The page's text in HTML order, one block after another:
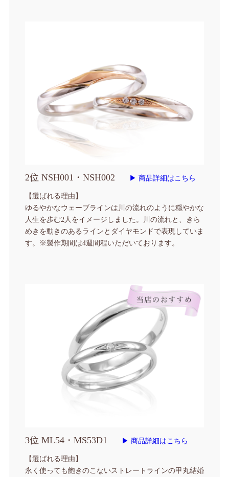
2位 NSH001・NSH002 ▶ 商品詳細はこちら
【選ばれる理由】
ゆるやかなウェーブラインは川の流れのように穏やかな
人生を歩む2人をイメージしました。川の流れと、きら
めきを動きのあるラインとダイヤモンドで表現していま
す。
※製作期間は4週間程いただいております。
3位 ML54・MS53D1 ▶ 商品詳細はこちら
【選ばれる理由】
永く使っても飽きのこないストレートラインの甲丸結婚